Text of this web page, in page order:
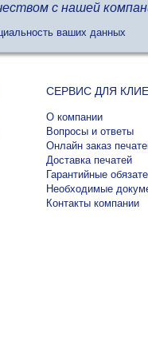
с нашей
ваших данных
СЕРВИС ДЛЯ
О компании
Вопросы и ответы
Онлайн заказ
Доставка печатей
Гарантийные
Необходимые
Контакты компании